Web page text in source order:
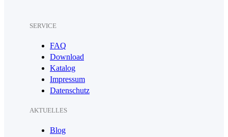
SERVICE
FAQ
Download
Katalog
Impressum
Datenschutz
AKTUELLES
Blog